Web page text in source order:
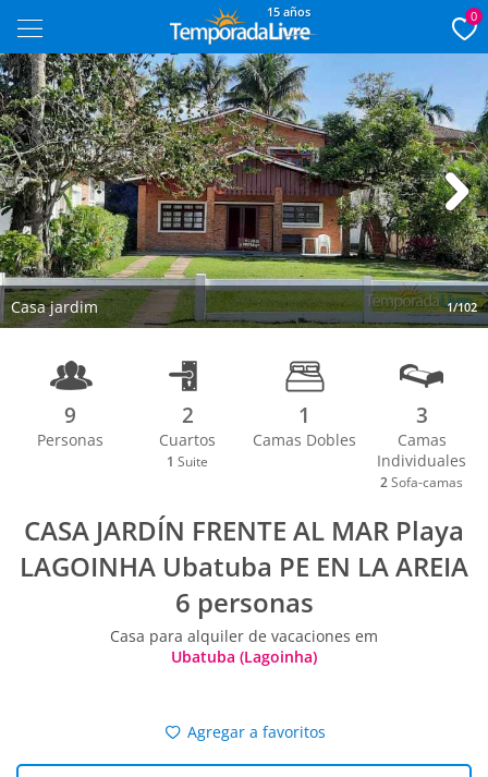
15 años 0
Casa jardim 1/102
Next
9
Personas
2
Cuartos
1 Suite
1
Camas Dobles
3
Camas
Individuales
2 Sofa-camas
CASA JARDÍN FRENTE AL MAR Playa
LAGOINHA Ubatuba PE EN LA AREIA
6 personas
Casa para alquiler de vacaciones em
Ubatuba (Lagoinha)
Agregar a favoritos